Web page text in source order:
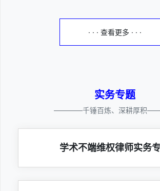
· · · 查看更多 · · ·
实务专题
————千锤百炼、深耕厚积
学术不端维权律师实务